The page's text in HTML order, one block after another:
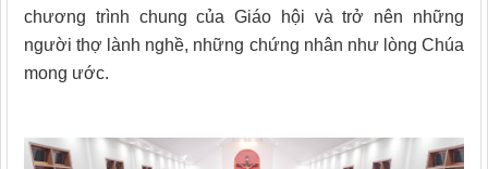
chương trình chung của Giáo hội và trở nên những
người thợ lành nghề, những chứng nhân như lòng Chúa
mong ước.